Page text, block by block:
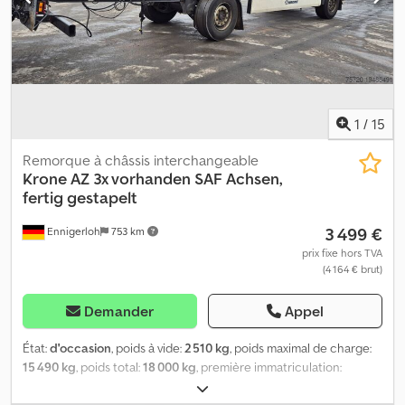
-833.000Km Évolutif -Hydraulique walking floor 160Bar/250Bar -
New Tachy (France-Allemagne-Pays Bas) Dispo de suite..
1 / 15
Ennigerloh 753 km
Remorque à châssis interchangeable
KroneAZ 3x vorhanden SAF Achsen,
fertig gestapelt
3 499 €
prix fixe hors TVA
(4 164 € brut)
Demander Appel
État:d'occasion, poids à vide:2 510 kg, poids maximal de charge:
15 490 kg, poids total:18 000 kg, première immatriculation:
, prochaine inspection (TÜV):